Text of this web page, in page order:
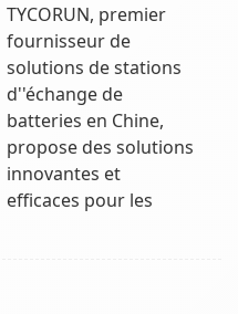
TYCORUN, premier
fournisseur de
solutions de stations
d''échange de
batteries en Chine,
propose des solutions
innovantes et
efficaces pour les